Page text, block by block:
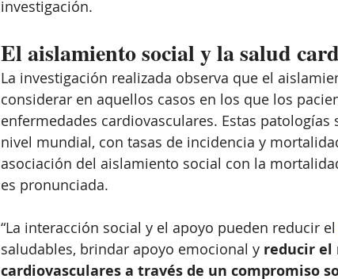
investigación.
El aislamiento social y la salud
La investigación realizada observa que el
considerar en aquellos casos en los que los
enfermedades cardiovasculares. Estas
nivel mundial, con tasas de incidencia y
asociación del aislamiento social con la
es pronunciada.
“La interacción social y el apoyo pueden reducir el
saludables, brindar apoyo emocional y reducir el
cardiovasculares a través de un compromiso